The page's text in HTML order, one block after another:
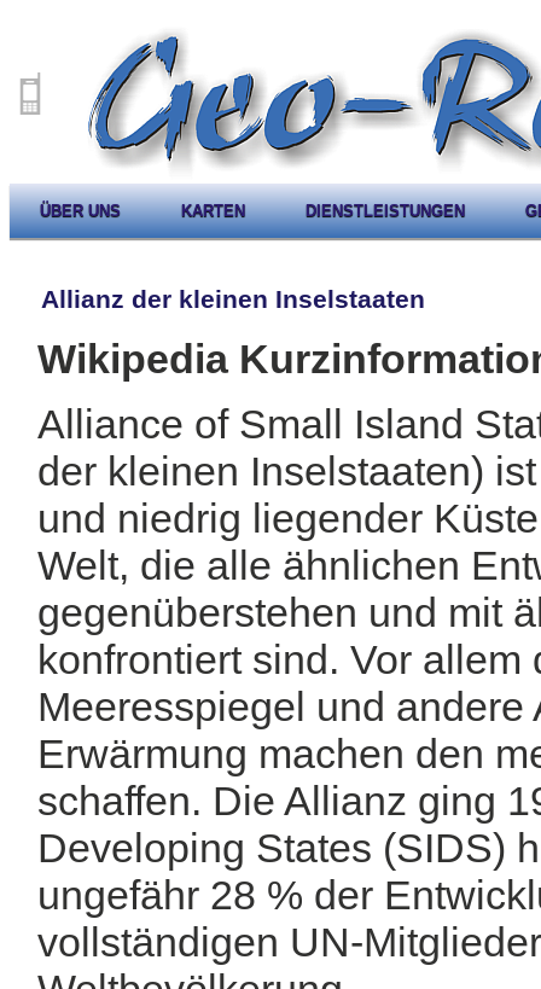
ÜBER UNS KARTEN DIENSTLEISTUNGEN
Allianz der kleinen Inselstaaten
Wikipedia
Alliance of Small Island
der kleinen Inselstaaten)
und niedrig liegender
Welt, die alle ähnlichen
gegenüberstehen und mit
konfrontiert sind. Vor allem
Meeresspiegel und
Erwärmung machen den
schaffen. Die Allianz ging
Developing States (SIDS)
ungefähr 28 % der
vollständigen UN-